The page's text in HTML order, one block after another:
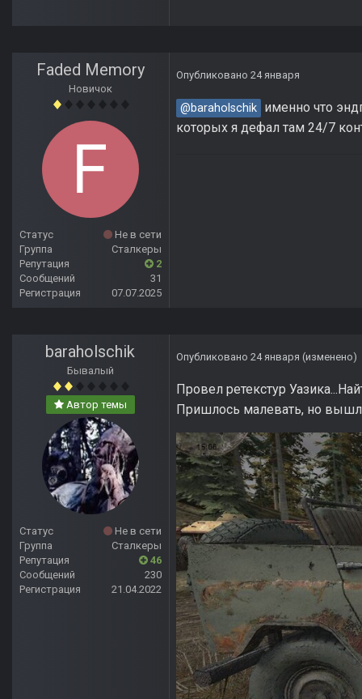
Faded Memory
Новичок
Статус
Не в сети
Группа
Сталкеры
Репутация
2
Сообщений
31
Регистрация
07.07.2025
Опубликовано 24 января
@baraholschik именно что
которых я дефал там 24/7
baraholschik
Бывалый
Автор темы
Статус
Не в сети
Группа
Сталкеры
Репутация
46
Сообщений
230
Регистрация
21.04.2022
Опубликовано 24 января (изменено)
Провел ретекстур
Пришлось малевать, но